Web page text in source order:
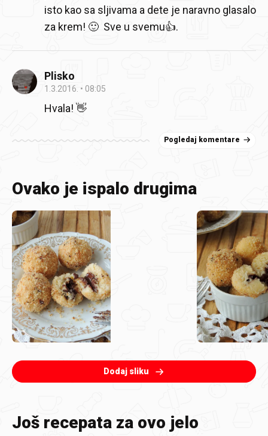
isto kao sa sljivama a dete je naravno glasalo
za krem! 🙂 Sve u svemu👍.
Plisko
1.3.2016. 08:05
Hvala! 👋
Pogledaj komentare
Ovako je ispalo drugima
Dodaj sliku
Još recepata za ovo jelo